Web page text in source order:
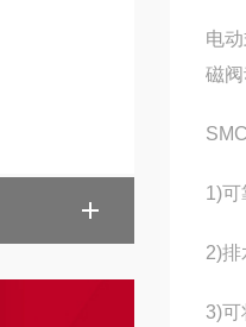
电
磁
1)
2)
3)可